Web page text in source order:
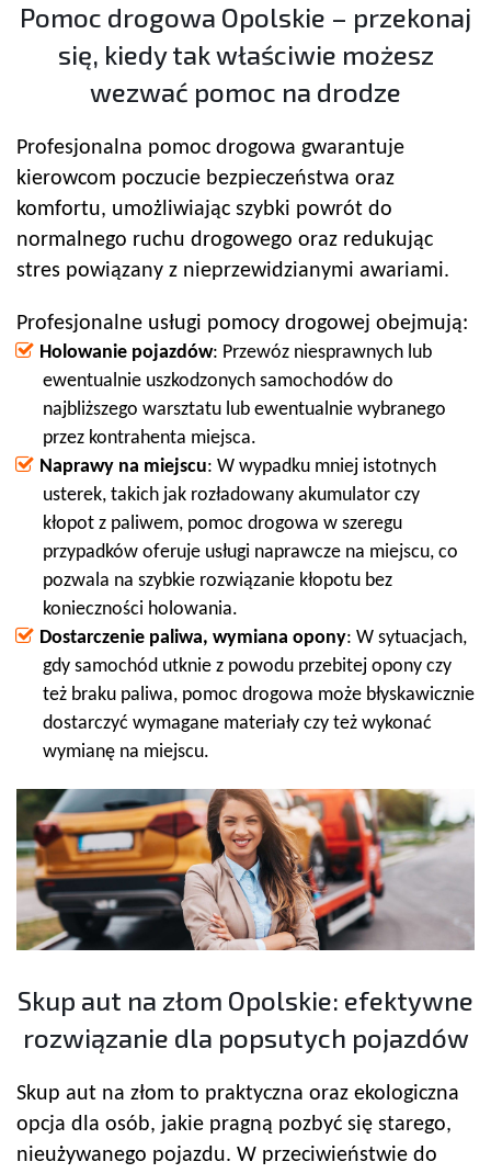
Pomoc drogowa Opolskie – przekonaj
się, kiedy tak właściwie możesz
wezwać pomoc na drodze
Profesjonalna pomoc drogowa gwarantuje
kierowcom poczucie bezpieczeństwa oraz
komfortu, umożliwiając szybki powrót do
normalnego ruchu drogowego oraz redukując
stres powiązany z nieprzewidzianymi awariami.
Profesjonalne usługi pomocy drogowej obejmują:
Holowanie pojazdów: Przewóz niesprawnych lub
ewentualnie uszkodzonych samochodów do
najbliższego warsztatu lub ewentualnie wybranego
przez kontrahenta miejsca.
Naprawy na miejscu: W wypadku mniej istotnych
usterek, takich jak rozładowany akumulator czy
kłopot z paliwem, pomoc drogowa w szeregu
przypadków oferuje usługi naprawcze na miejscu, co
pozwala na szybkie rozwiązanie kłopotu bez
konieczności holowania.
Dostarczenie paliwa, wymiana opony: W sytuacjach,
gdy samochód utknie z powodu przebitej opony czy
też braku paliwa, pomoc drogowa może błyskawicznie
dostarczyć wymagane materiały czy też wykonać
wymianę na miejscu.
Skup aut na złom Opolskie: efektywne
rozwiązanie dla popsutych pojazdów
Skup aut na złom to praktyczna oraz ekologiczna
opcja dla osób, jakie pragną pozbyć się starego,
nieużywanego pojazdu. W przeciwieństwie do